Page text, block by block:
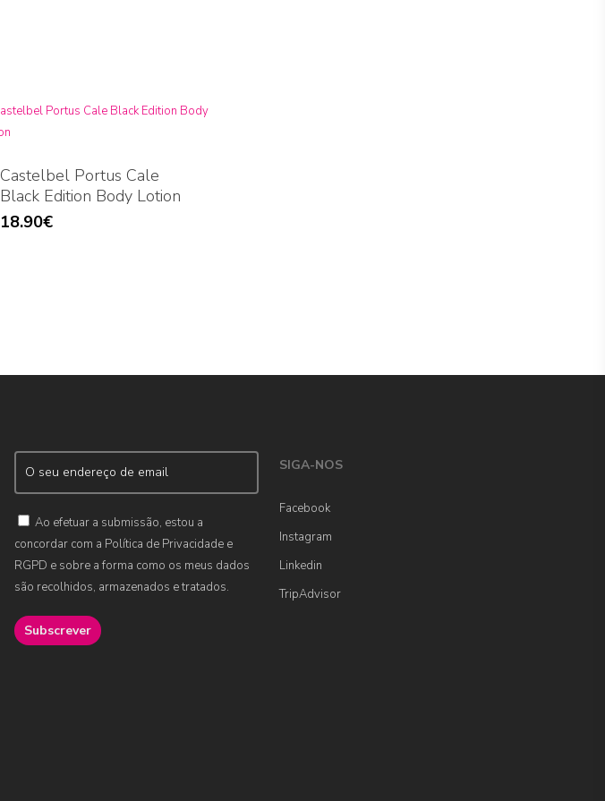
Castelbel Portus Cale
Black Edition Body Lotion
18.90€
Ao efetuar a submissão, estou a
concordar com a Política de Privacidade e
RGPD e sobre a forma como os meus dados
são recolhidos, armazenados e tratados.
SIGA-NOS
Facebook
Instagram
Linkedin
TripAdvisor